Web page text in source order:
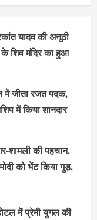
यादव की अनूठी
के शिव मंदिर का हुआ
में जीता रजत पदक,
में किया शानदार
शामली की पहचान,
को भेंट किया गुड़,
में प्रेमी युगल की